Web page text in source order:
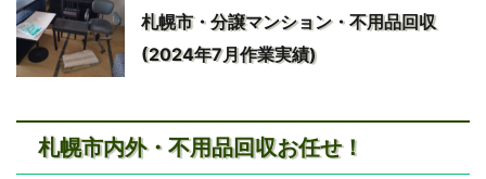
札幌市・分譲マンション・不用品回収
(2024年7月作業実績)
札幌市内外・不用品回収お任せ！